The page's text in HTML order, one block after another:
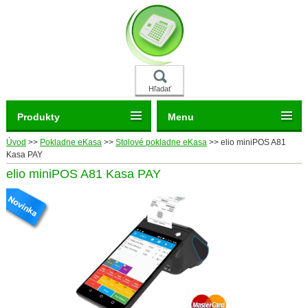
Hľadať
Úvod >> Pokladne eKasa >> Stolové pokladne eKasa >> elio miniPOS A81
Kasa PAY
elio miniPOS A81 Kasa PAY
Produkty Menu